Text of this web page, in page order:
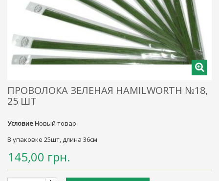
ПРОВОЛОКА ЗЕЛЕНАЯ HAMILWORTH №18,
25 ШТ
УсловиеНовый товар
В упаковке 25шт, длина 36см
145,00 грн.